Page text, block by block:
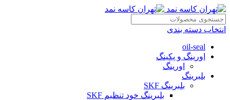
انتخاب دسته بندی
oil-seal
اورینگ و پکینگ
اورینگ
بلبرینگ
بلبرینگ SKF
بلبرینگ خود تنظیم SKF